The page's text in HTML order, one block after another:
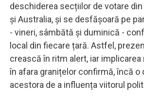
deschiderea secțiilor de votare
și Australia, și se desfășoară pe
- vineri, sâmbătă și duminică -
local din fiecare țară. Astfel,
crească în ritm alert, iar implicarea
în afara granițelor confirmă, încă o
acestora de a influența viitorul